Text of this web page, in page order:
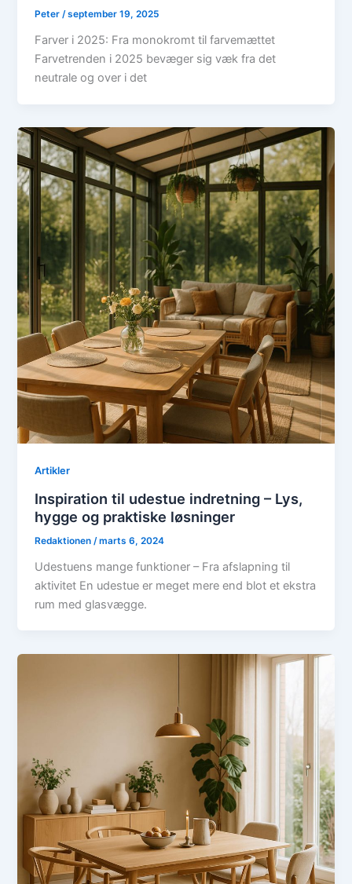
Peter/september 19, 2025
Farver i 2025: Fra monokromt til farvemættet
Farvetrenden i 2025 bevæger sig væk fra det
neutrale og over i det
Artikler
Inspiration til udestue indretning – Lys,
hygge og praktiske løsninger
Redaktionen /marts 6, 2024
Udestuens mange funktioner – Fra afslapning til
aktivitet En udestue er meget mere end blot et ekstra
rum med glasvægge.